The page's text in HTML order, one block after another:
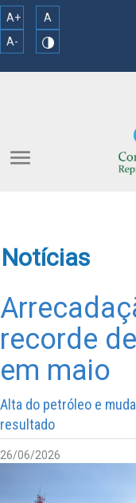
A+
A
A-
menu
Notícias
recorde
em maio
Alta do petróleo e
resultado
26/06/2026